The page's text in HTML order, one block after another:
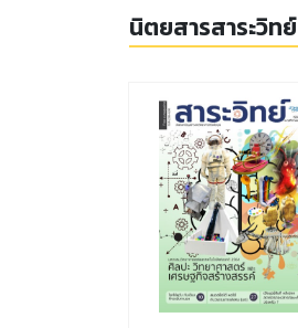
นิตยสารสาระวิทย์